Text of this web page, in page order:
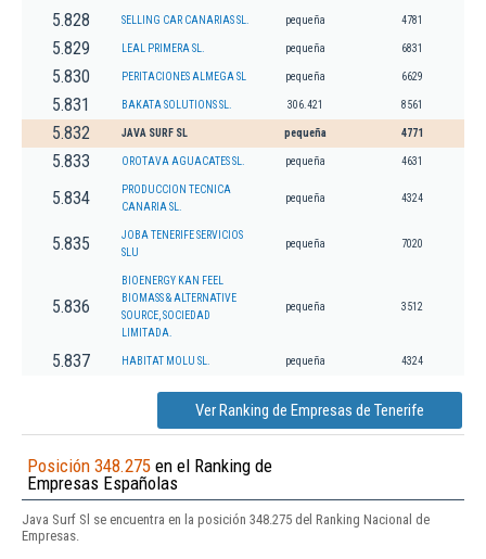
5.828 SELLING CAR CANARIAS SL. pequeña 4781
5.829 LEAL PRIMERA SL. pequeña 6831
5.830 PERITACIONES ALMEGA SL pequeña 6629
5.831 BAKATA SOLUTIONS SL. 306.421 8561
5.832 JAVA SURF SL pequeña 4771
5.833 OROTAVA AGUACATES SL. pequeña 4631
5.834
PRODUCCION TECNICA
CANARIA SL.
pequeña 4324
5.835
JOBA TENERIFE SERVICIOS
SLU
pequeña 7020
5.836
BIOENERGY KAN FEEL
BIOMASS & ALTERNATIVE
SOURCE, SOCIEDAD
LIMITADA.
pequeña 3512
5.837 HABITAT MOLU SL. pequeña 4324
Ver Ranking de Empresas de Tenerife
Posición 348.275 en el Ranking de
Empresas Españolas
Java Surf Sl se encuentra en la posición 348.275 del Ranking Nacional de
Empresas.